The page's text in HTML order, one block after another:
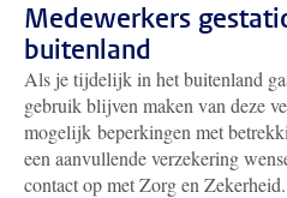
Medewerkers
buitenland
Als je tijdelijk in het buitenland
gebruik blijven maken van deze
mogelijk beperkingen met
een aanvullende verzekering
contact op met Zorg en Zekerheid.